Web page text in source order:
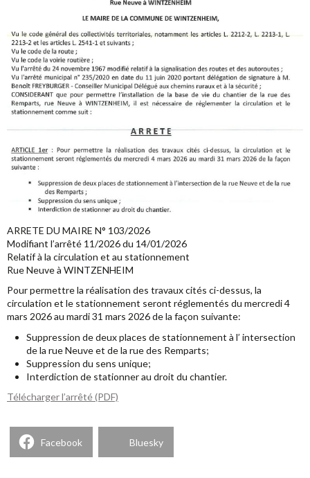
ARRETE DU MAIRE N° 103/2026
Modifiant l’arrêté 11/2026 du 14/01/2026
Relatif à la circulation et au stationnement
Rue Neuve à WINTZENHEIM
Pour permettre la réalisation des travaux cités ci-dessus, la
circulation et le stationnement seront réglementés du mercredi 4
mars 2026 au mardi 31 mars 2026 de la façon suivante:
Suppression de deux places de stationnement à l’ intersection
de la rue Neuve et de la rue des Remparts;
Suppression du sens unique;
Interdiction de stationner au droit du chantier.
Télécharger l’arrêté (PDF)
Facebook Bluesky